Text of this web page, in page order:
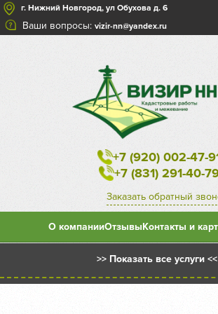
г. Нижний Новгород, ул Обухова д. 6
Ваши вопросы: vizir-nn@yandex.ru
+7 (920) 002-47-
+7 (831) 291-40-
Заказать обратный
О компанииОтзывыКонтакты и
>> Показать все услуги <<